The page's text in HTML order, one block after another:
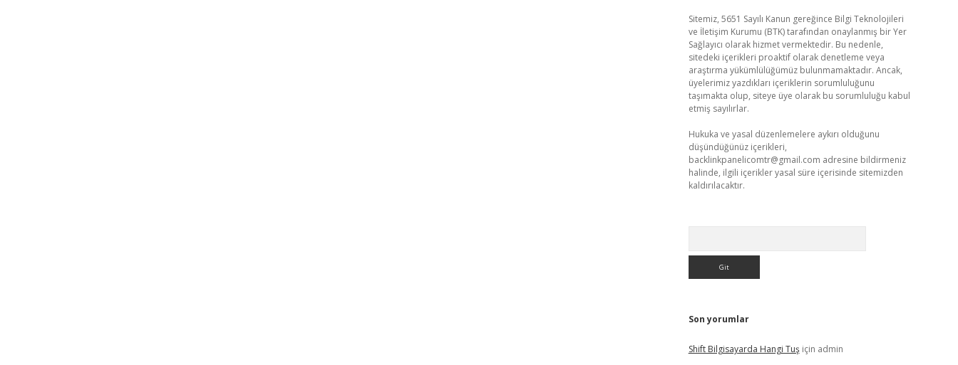
Sitemiz, 5651 Sayılı Kanun gereğince Bilgi Teknolojileri
ve İletişim Kurumu (BTK) tarafından onaylanmış bir Yer
Sağlayıcı olarak hizmet vermektedir. Bu nedenle,
sitedeki içerikleri proaktif olarak denetleme veya
araştırma yükümlülüğümüz bulunmamaktadır. Ancak,
üyelerimiz yazdıkları içeriklerin sorumluluğunu
taşımakta olup, siteye üye olarak bu sorumluluğu kabul
etmiş sayılırlar.
Hukuka ve yasal düzenlemelere aykırı olduğunu
düşündüğünüz içerikleri,
backlinkpanelicomtr@gmail.com adresine bildirmeniz
halinde, ilgili içerikler yasal süre içerisinde sitemizden
kaldırılacaktır.
Son yorumlar
Shift Bilgisayarda Hangi Tuşiçin admin